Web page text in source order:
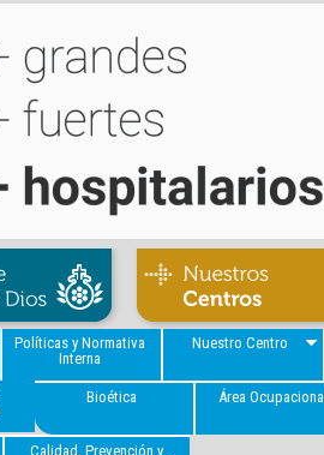
Políticas y Normativa
Interna
Nuestro Centro
Bioética Área Ocupacional
Calidad, Prevención y